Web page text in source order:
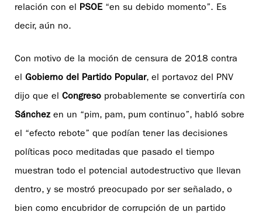
relación con el PSOE “en su debido momento”. Es
decir, aún no.
Con motivo de la moción de censura de 2018 contra
el Gobierno del Partido Popular, el portavoz del PNV
dijo que el Congreso probablemente se convertiría con
Sánchez en un “pim, pam, pum continuo”, habló sobre
el “efecto rebote” que podían tener las decisiones
políticas poco meditadas que pasado el tiempo
muestran todo el potencial autodestructivo que llevan
dentro, y se mostró preocupado por ser señalado, o
bien como encubridor de corrupción de un partido